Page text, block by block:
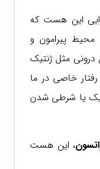
این هست که
محیط پیرامون و
درونی مثل ژنتیک
خاصی در ما
یا شرطی شدن
، این هست